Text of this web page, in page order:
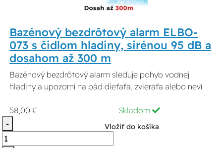
Bazénový bezdrôtový alarm ELBO-
073 s čidlom hladiny, sirénou 95 dB a
dosahom až 300 m
Bazénový bezdrôtový alarm sleduje pohyb vodnej
hladiny a upozorní na pád dieťaťa, zvieraťa alebo neví
58,00 €
Skladom
-
Vložiť do košíka